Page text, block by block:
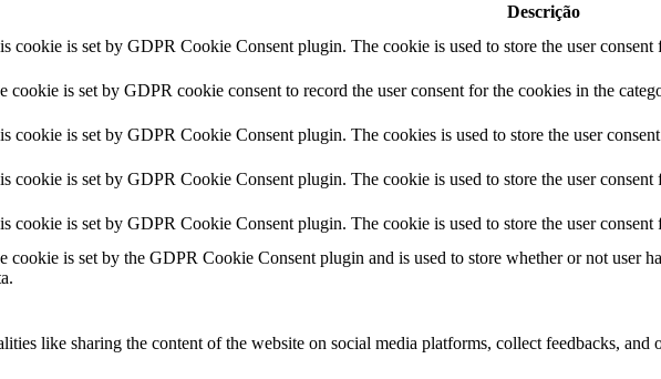
Descrição
cookie is set by GDPR Cookie Consent plugin. The cookie is used to store the user
cookie is set by GDPR cookie consent to record the user consent for the cookies in the
cookie is set by GDPR Cookie Consent plugin. The cookies is used to store the user
cookie is set by GDPR Cookie Consent plugin. The cookie is used to store the user
cookie is set by GDPR Cookie Consent plugin. The cookie is used to store the user
cookie is set by the GDPR Cookie Consent plugin and is used to store whether or not user
like sharing the content of the website on social media platforms, collect feedbacks, and